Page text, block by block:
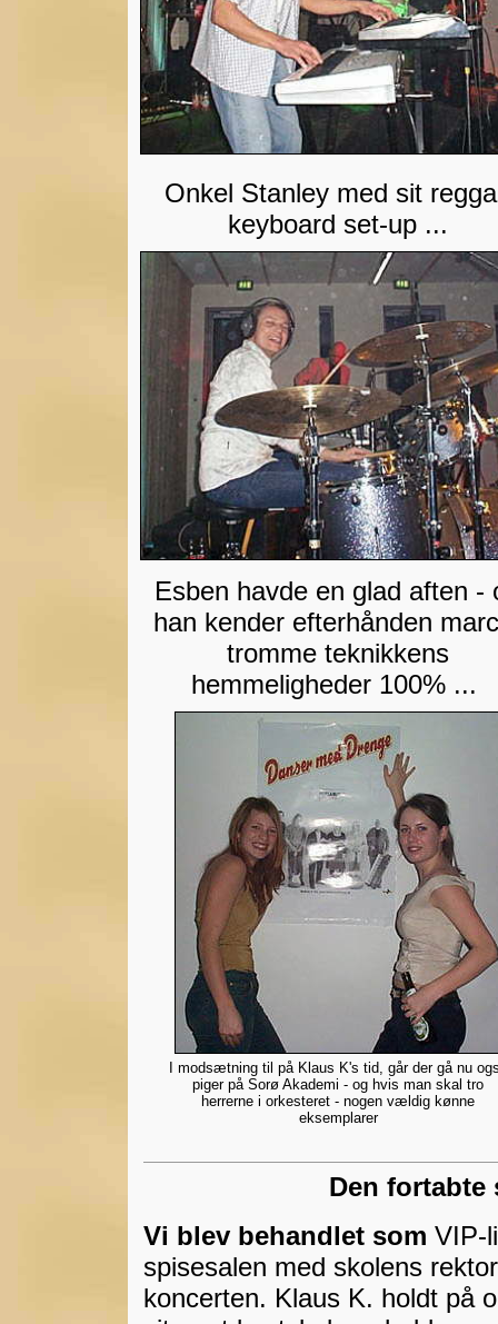
Onkel Stanley med sit
keyboard set-up ...
Esben havde en glad aften -
han kender efterhånden
tromme teknikkens
hemmeligheder 100% ...
I modsætning til på Klaus K's tid, går der gå nu
piger på Sorø Akademi - og hvis man skal tro
herrerne i orkesteret - nogen vældig kønne
eksemplarer
Den fortabte
Vi blev behandlet som VIP-
spisesalen med skolens
koncerten. Klaus K. holdt på